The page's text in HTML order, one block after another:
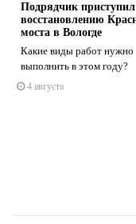
Подрядчик
восстановлению
моста в Вологде
Какие виды работ нужно
выполнить в этом году?
4 августа